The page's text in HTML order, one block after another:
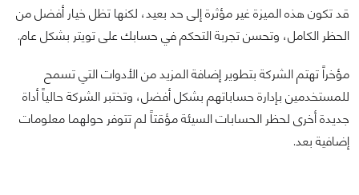
قد تكون هذه الميزة غير مؤثرة إلى حد بعيد، لكنها تظل خيار أفضل من
الحظر الكامل، وتحسن تجربة التحكم في حسابك على تويتر بشكل عام.
مؤخراً تهتم الشركة بتطوير إضافة المزيد من الأدوات التي تسمح
للمستخدمين بإدارة حساباتهم بشكل أفضل، وتختبر الشركة حالياً أداة
جديدة أخرى لحظر الحسابات السيئة مؤقتاً لم تتوفر حولهما معلومات
إضافية بعد.